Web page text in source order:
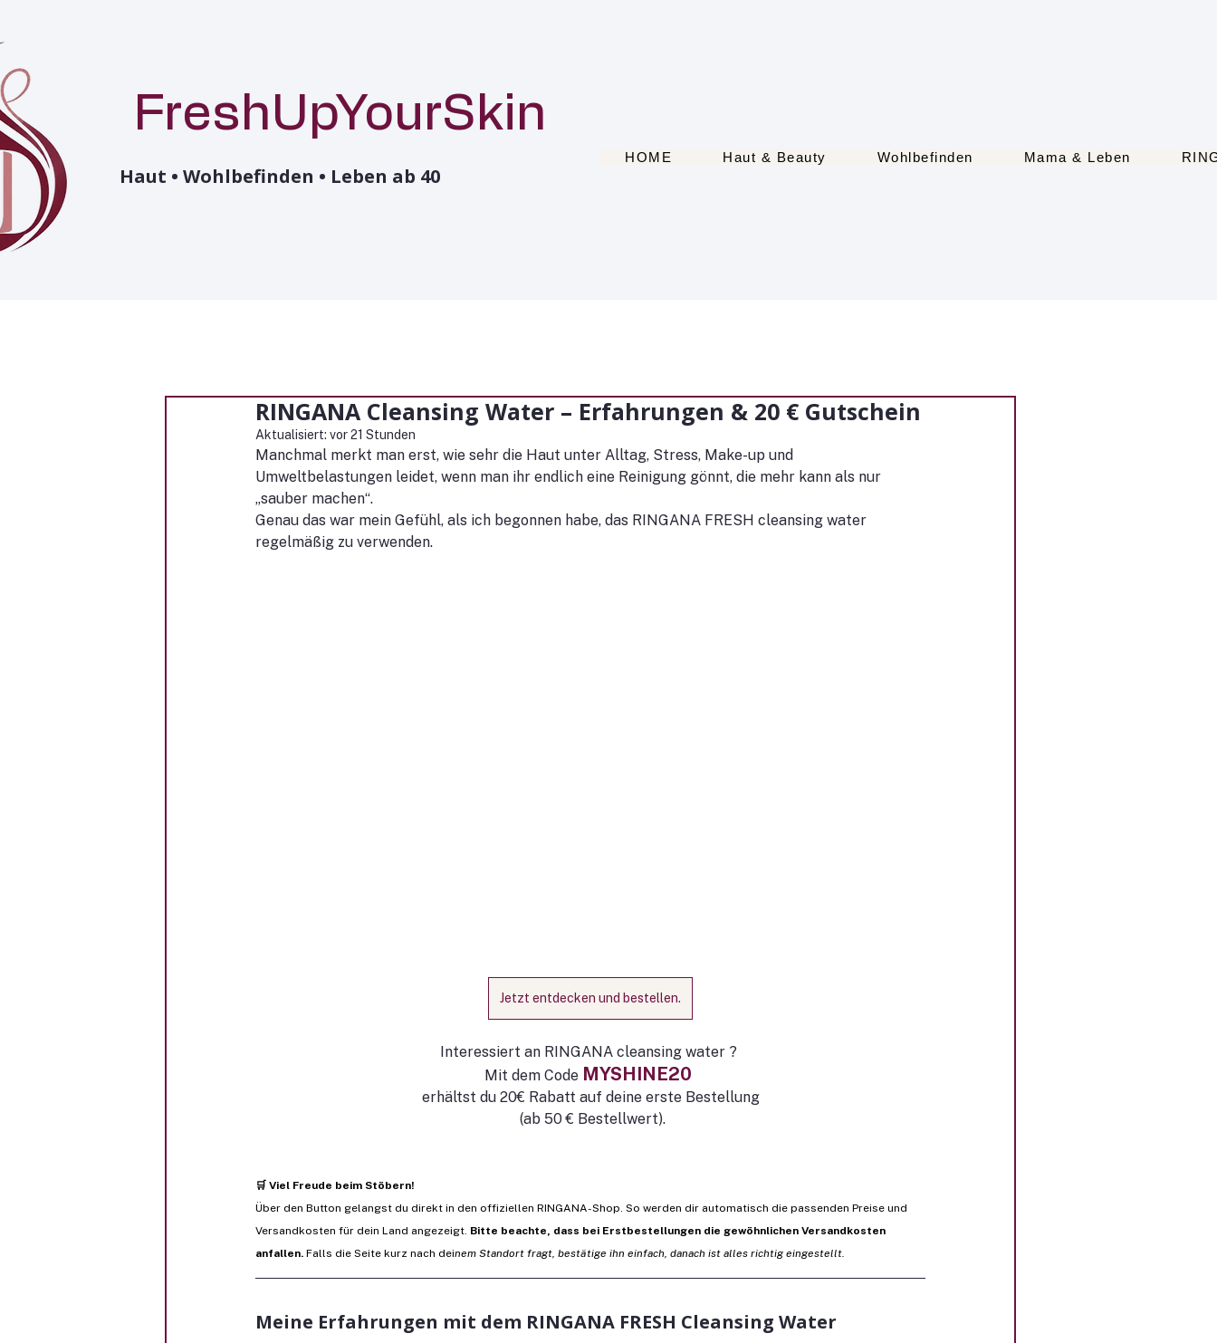
FreshUpYourSkin
Haut • Wohlbefinden • Leben ab 40
HOME Haut & Beauty Wohlbefinden Mama & Leben
RINGANA Cleansing Water – Erfahrungen & 20 € Gutschein
Aktualisiert: vor 21 Stunden
Manchmal merkt man erst, wie sehr die Haut unter Alltag, Stress, Make-up und
Umweltbelastungen leidet, wenn man ihr endlich eine Reinigung gönnt, die mehr kann als nur
„sauber machen“.
Genau das war mein Gefühl, als ich begonnen habe, das RINGANA FRESH cleansing water
regelmäßig zu verwenden.
Jetzt entdecken und bestellen.
Interessiert an RINGANA cleansing water ?
Mit dem Code MYSHINE20
erhältst du 20€ Rabatt auf deine erste Bestellung
(ab 50 € Bestellwert).
🛒 Viel Freude beim Stöbern!
Über den Button gelangst du direkt in den offiziellen RINGANA-Shop. So werden dir automatisch die passenden Preise und
Versandkosten für dein Land angezeigt. Bitte beachte, dass bei Erstbestellungen die gewöhnlichen Versandkosten
anfallen. Falls die Seite kurz nach deinem Standort fragt, bestätige ihn einfach, danach ist alles richtig eingestellt.
Meine Erfahrungen mit dem RINGANA FRESH Cleansing Water